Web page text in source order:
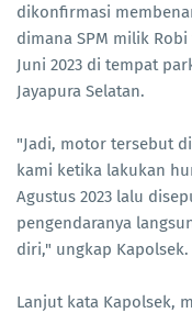
dikonfirmasi
dimana SPM milik
Juni 2023 di tempat
Jayapura Selatan.
"Jadi, motor tersebut
kami ketika lakukan
Agustus 2023 lalu
pengendaranya
diri," ungkap Kapolsek.
Lanjut kata Kapolsek,